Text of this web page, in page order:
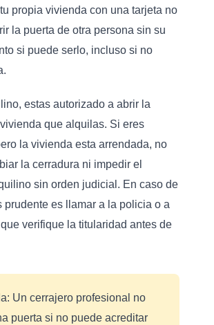
propia vivienda con una tarjeta no
la puerta de otra persona sin su
si puede serlo, incluso si no
estas autorizado a abrir la
que alquilas. Si eres
la vivienda esta arrendada, no
la cerradura ni impedir el
sin orden judicial. En caso de
prudente es llamar a la policia o a
verifique la titularidad antes de
Un cerrajero profesional no
puerta si no puede acreditar